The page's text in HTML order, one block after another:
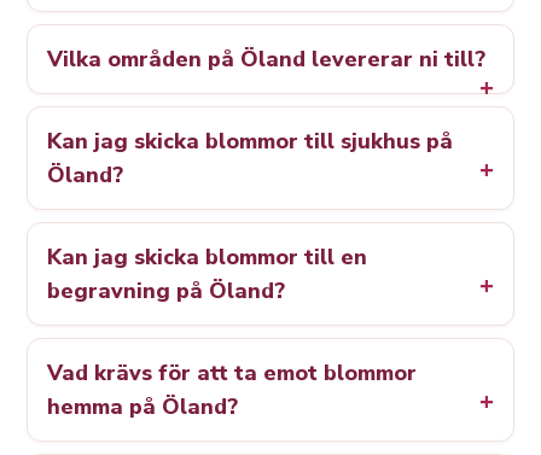
Vilka områden på Öland levererar ni till?
Kan jag skicka blommor till sjukhus på
Öland?
Kan jag skicka blommor till en
begravning på Öland?
Vad krävs för att ta emot blommor
hemma på Öland?